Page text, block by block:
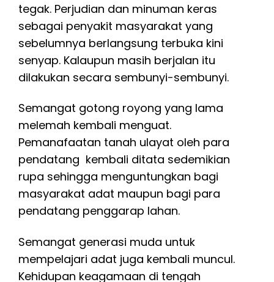
tegak. Perjudian dan minuman keras
sebagai penyakit masyarakat yang
sebelumnya berlangsung terbuka kini
senyap. Kalaupun masih berjalan itu
dilakukan secara sembunyi-sembunyi.
Semangat gotong royong yang lama
melemah kembali menguat.
Pemanafaatan tanah ulayat oleh para
pendatang kembali ditata sedemikian
rupa sehingga menguntungkan bagi
masyarakat adat maupun bagi para
pendatang penggarap lahan.
Semangat generasi muda untuk
mempelajari adat juga kembali muncul.
Kehidupan keagamaan di tengah